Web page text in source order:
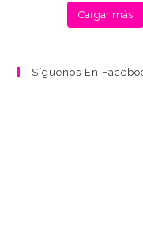
Cargar más
Síguenos En